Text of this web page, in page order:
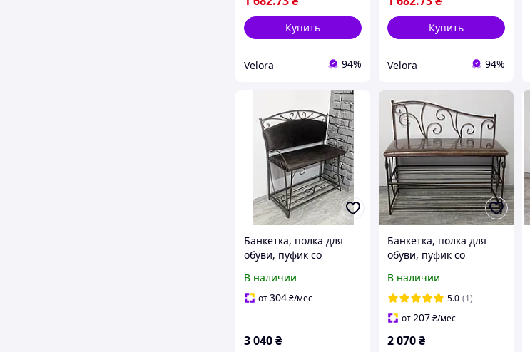
Купить
Velora 94%
Купить
Velora 94%
Банкетка, полка для
обуви, пуфик со
кованная, полочка с
мягким сиденьем 80-1
В наличии
от304₴/мес
3 040₴
Банкетка, полка для
обуви, пуфик со
кованная, полочка с
мягким сиденьем
"Даша" 80 см
В наличии
5.0 (1)
от207₴/мес
2 070₴